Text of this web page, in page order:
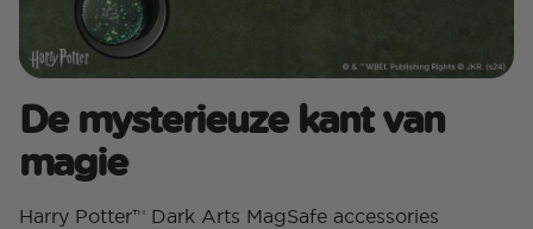
De mysterieuze kant van
magie
Harry Potter™ Dark Arts MagSafe accessories